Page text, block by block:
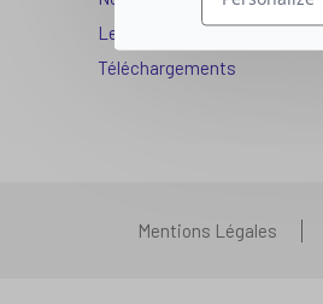
Les questions que vous vous
Téléchargements
Mentions Légales